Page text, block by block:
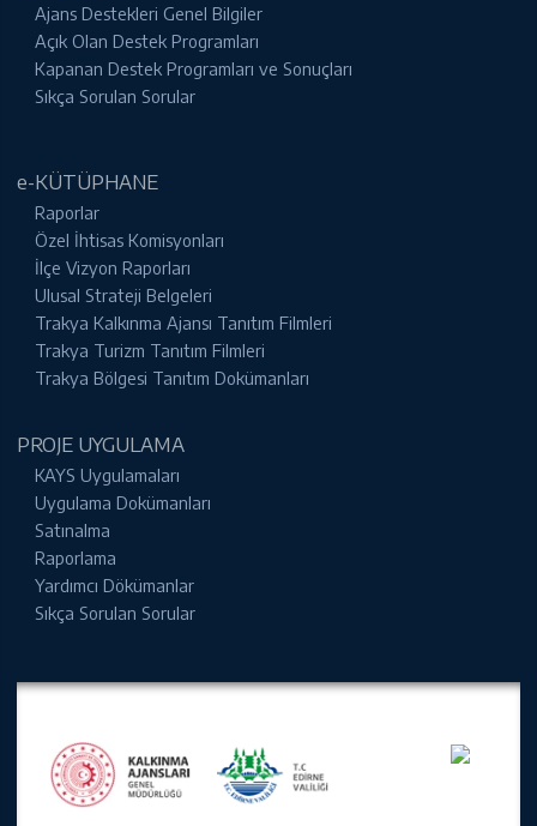
Ajans Destekleri Genel Bilgiler
Açık Olan Destek Programları
Kapanan Destek Programları ve Sonuçları
Sıkça Sorulan Sorular
e-KÜTÜPHANE
Raporlar
Özel İhtisas Komisyonları
İlçe Vizyon Raporları
Ulusal Strateji Belgeleri
Trakya Kalkınma Ajansı Tanıtım Filmleri
Trakya Turizm Tanıtım Filmleri
Trakya Bölgesi Tanıtım Dokümanları
PROJE UYGULAMA
KAYS Uygulamaları
Uygulama Dokümanları
Satınalma
Raporlama
Yardımcı Dökümanlar
Sıkça Sorulan Sorular